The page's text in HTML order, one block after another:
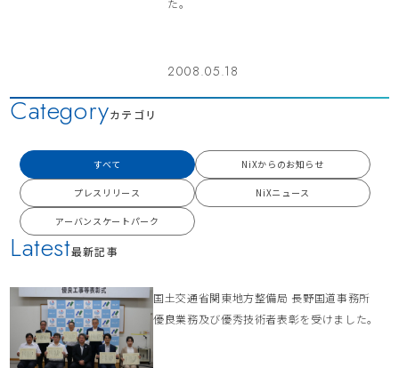
た。
2008.05.18
Latest最新記事
国土交通省関東地方整備局 長野国道事務所
優良業務及び優秀技術者表彰を受けました。
Categoryカテゴリ
すべて NiXからのお知らせ
プレスリリース NiXニュース
アーバンスケートパーク